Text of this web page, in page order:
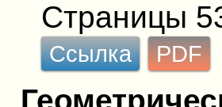
Страницы
Ссылка PDF